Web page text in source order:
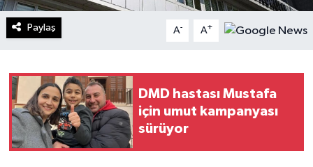
Paylaş A- A+
DMD hastası Mustafa
için umut kampanyası
sürüyor